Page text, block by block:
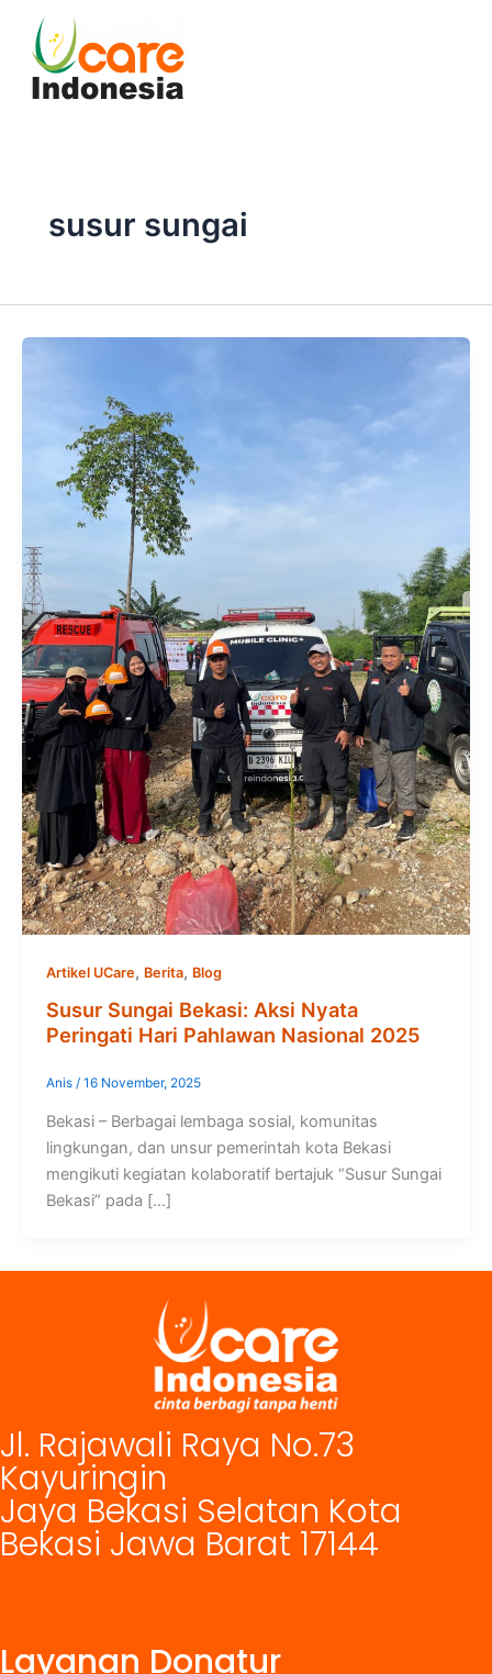
content
susur sungai
Artikel UCare, Berita, Blog
Susur Sungai Bekasi: Aksi Nyata
Peringati Hari Pahlawan Nasional 2025
Anis / 16 November, 2025
Bekasi – Berbagai lembaga sosial, komunitas
lingkungan, dan unsur pemerintah kota Bekasi
mengikuti kegiatan kolaboratif bertajuk “Susur Sungai
Bekasi” pada […]
Jl. Rajawali Raya No.73
Kayuringin
Jaya Bekasi Selatan Kota
Bekasi Jawa Barat 17144
Layanan Donatur